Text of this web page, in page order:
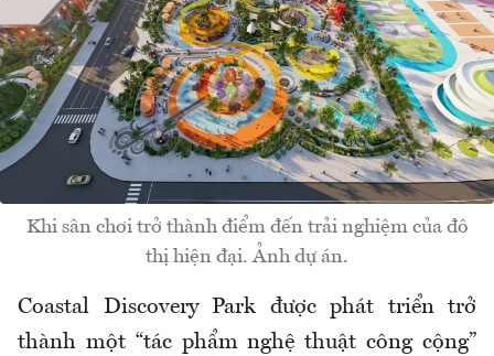
Khi sân chơi trở thành điểm đến trải nghiệm của đô
thị hiện đại. Ảnh dự án.
Coastal Discovery Park được phát triển trở
thành một “tác phẩm nghệ thuật công cộng”